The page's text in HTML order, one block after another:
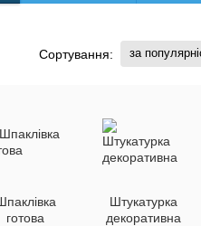
Сортування: за
готова
Штукатурка
декоративна